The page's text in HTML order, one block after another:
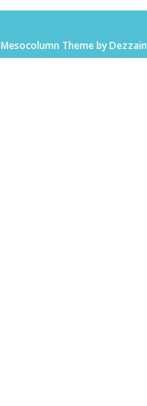
Mesocolumn Theme by Dezzain